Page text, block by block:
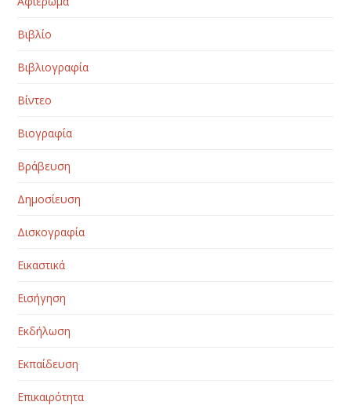
Βιβλίο
Βιβλιογραφία
Βίντεο
Βιογραφία
Βράβευση
Δημοσίευση
Δισκογραφία
Εικαστικά
Εισήγηση
Εκδήλωση
Εκπαίδευση
Επικαιρότητα